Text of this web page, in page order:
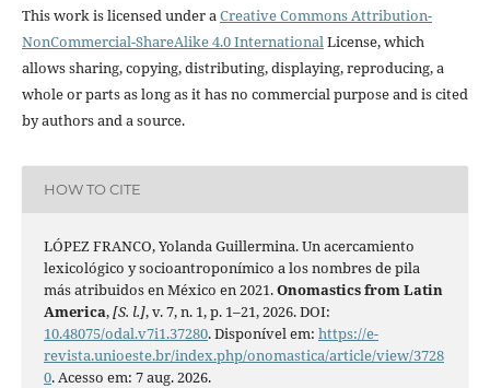
This work is licensed under aCreative Commons Attribution-
NonCommercial-ShareAlike 4.0 InternationalLicense, which
allows sharing, copying, distributing, displaying, reproducing, a
whole or parts as long as it has no commercial purpose and is cited
by authors and a source.
HOW TO CITE
LÓPEZ FRANCO, Yolanda Guillermina. Un acercamiento
lexicológico y socioantroponímico a los nombres de pila
más atribuidos en México en 2021.Onomastics from Latin
America,[S. l.], v. 7, n. 1, p. 1–21, 2026. DOI:
10.48075/odal.v7i1.37280. Disponível em: https://e-
revista.unioeste.br/index.php/onomastica/article/view/3728
0. Acesso em: 7 aug. 2026.